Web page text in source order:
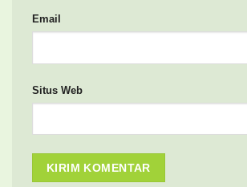
Email
Situs Web